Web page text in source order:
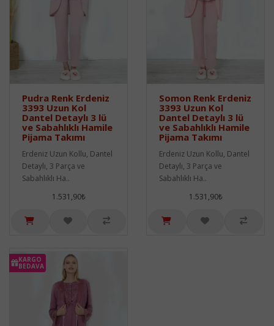
Pudra Renk Erdeniz
3393 Uzun Kol
Dantel Detaylı 3 lü
ve Sabahlıklı Hamile
Pijama Takımı
Erdeniz Uzun Kollu, Dantel
Detaylı, 3 Parça ve
Sabahlıklı Ha..
1.531,90₺
Somon Renk Erdeniz
3393 Uzun Kol
Dantel Detaylı 3 lü
ve Sabahlıklı Hamile
Pijama Takımı
Erdeniz Uzun Kollu, Dantel
Detaylı, 3 Parça ve
Sabahlıklı Ha..
1.531,90₺
KARGO
BEDAVA